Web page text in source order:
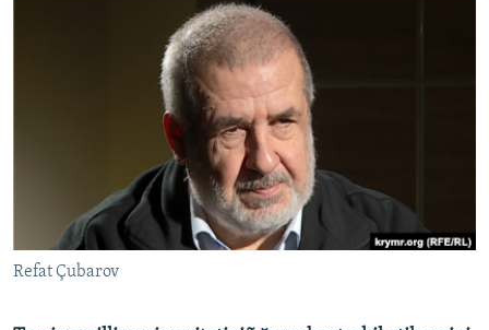
Українською
QOŞULIÑIZ!
Refat Çubarov